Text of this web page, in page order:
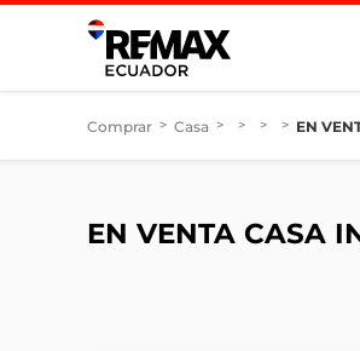
Comprar > Casa > > > > EN
EN VENTA CASA